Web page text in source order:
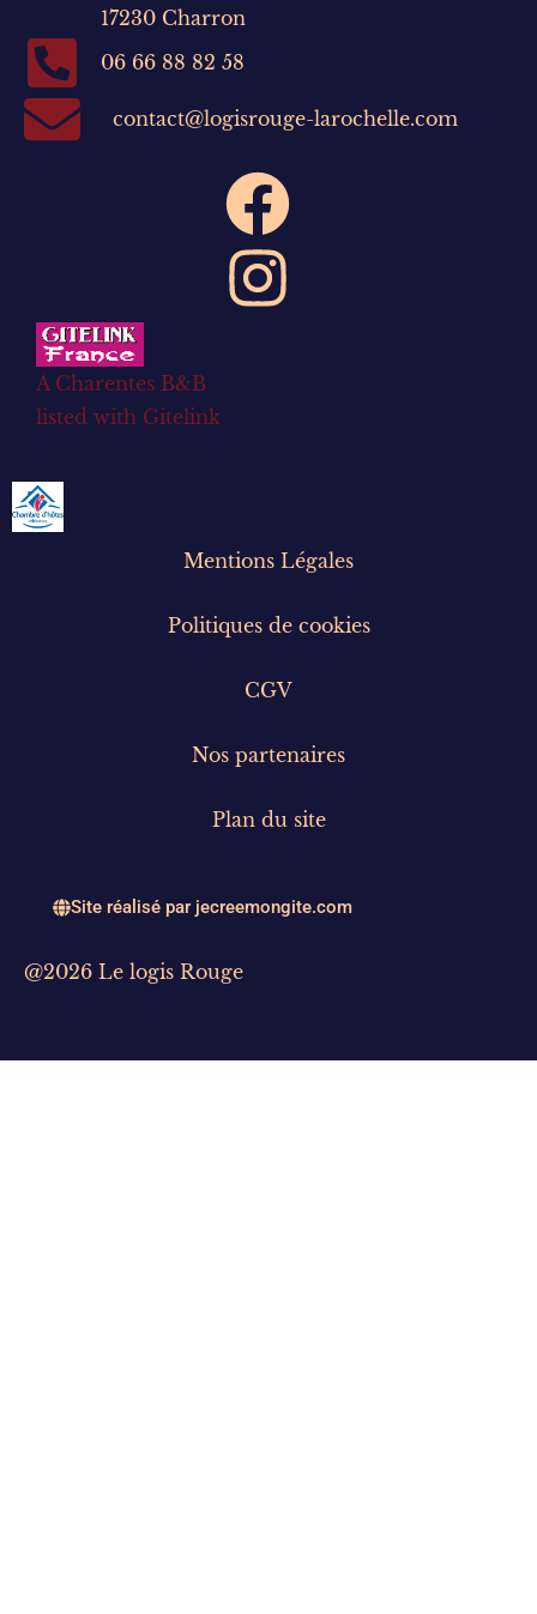
17230 Charron
06 66 88 82 58
contact@logisrouge-larochelle.com
A Charentes B&B
listed with Gitelink
Mentions Légales
Politiques de cookies
CGV
Nos partenaires
Plan du site
Site réalisé par jecreemongite.com
@2026 Le logis Rouge